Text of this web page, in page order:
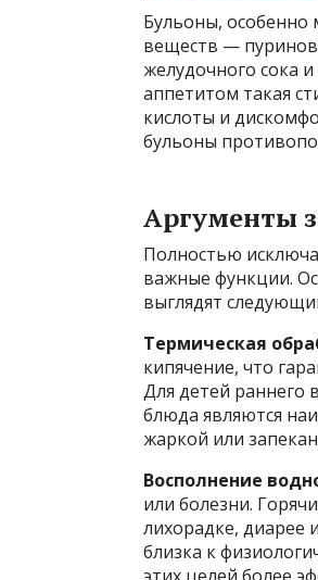
Бульоны, особенно
веществ —
желудочного сока
аппетитом такая
кислоты и
бульоны
Аргументы
Полностью
важные функции.
выглядят
Термическая
кипячение, что
Для детей раннего
блюда являются
жаркой или
Восполнение
или болезни.
лихорадке, диарее
близка к